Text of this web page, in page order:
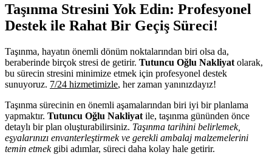
Taşınma Stresini Yok Edin: Profesyonel
Destek ile Rahat Bir Geçiş Süreci!
Taşınma, hayatın önemli dönüm noktalarından biri olsa da,
beraberinde birçok stresi de getirir. Tutuncu Oğlu Nakliyat olarak,
bu sürecin stresini minimize etmek için profesyonel destek
sunuyoruz. 7/24 hizmetimizle, her zaman yanınızdayız!
Taşınma sürecinin en önemli aşamalarından biri iyi bir planlama
yapmaktır. Tutuncu Oğlu Nakliyat ile, taşınma gününden önce
detaylı bir plan oluşturabilirsiniz. Taşınma tarihini belirlemek,
eşyalarınızı envanterleştirmek ve gerekli ambalaj malzemelerini
temin etmekgibi adımlar, süreci daha kolay hale getirir.